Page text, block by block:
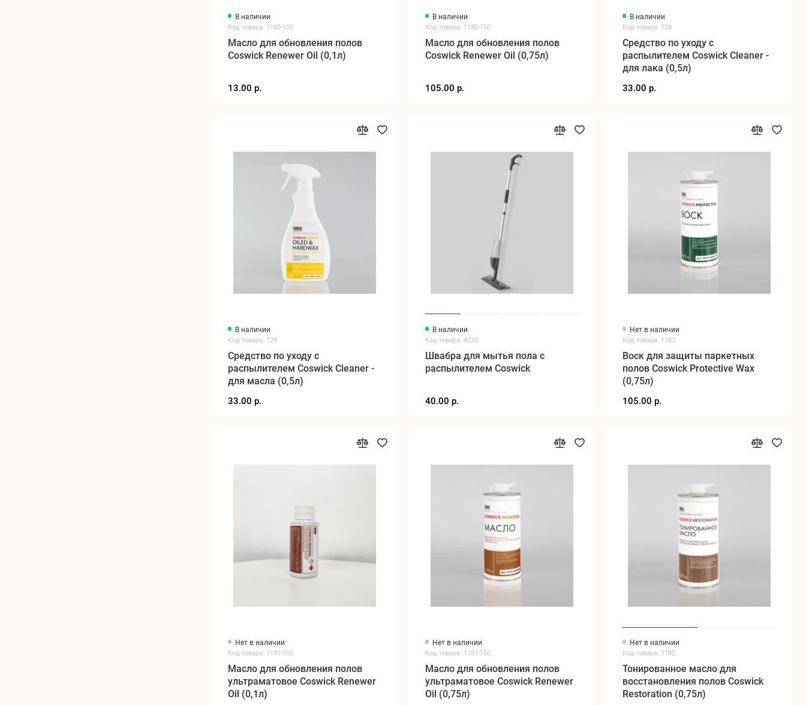
В наличии
Код товара: 1180-100
Масло для обновления полов
Coswick Renewer Oil (0,1л)
13.00 р.
В наличии
Код товара: 1180-750
Масло для обновления полов
Coswick Renewer Oil (0,75л)
105.00 р.
В наличии
Код товара: 728
Средство по уходу с
распылителем Coswick Cleaner -
для лака (0,5л)
33.00 р.
В наличии
Код товара: 729
Средство по уходу с
распылителем Coswick Cleaner -
для масла (0,5л)
33.00 р.
В наличии
Код товара: 4230
Швабра для мытья пола с
распылителем Coswick
40.00 р.
Нет в наличии
Код товара: 1183
Воск для защиты паркетных
полов Coswick Protective Wax
(0,75л)
105.00 р.
Нет в наличии
Код товара: 1181-100
Масло для обновления полов
ультраматовое Coswick Renewer
Oil (0,1л)
Нет в наличии
Код товара: 1181-750
Масло для обновления полов
ультраматовое Coswick Renewer
Oil (0,75л)
Нет в наличии
Код товара: 1182
Тонированное масло для
восстановления полов Coswick
Restoration (0,75л)